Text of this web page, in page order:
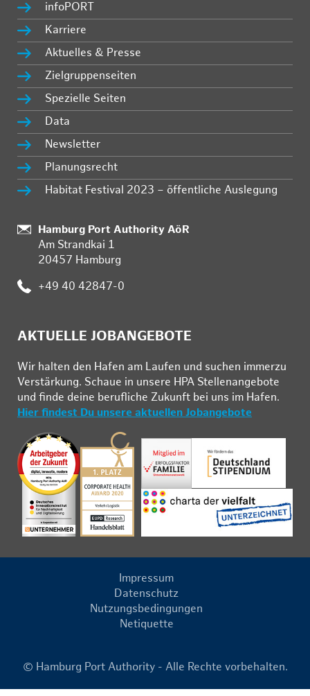
infoPORT
Karriere
Aktuelles & Presse
Zielgruppenseiten
Spezielle Seiten
Data
Newsletter
Planungsrecht
Habitat Festival 2023 – öffentliche Auslegung
:
Hamburg Port Authority AöR
Am Strandkai 1
20457 Hamburg
: +49 40 42847-0
AKTUELLE JOBANGEBOTE
Wir hal­ten den Ha­fen am Lau­fen und su­chen im­mer­zu
Ver­stär­kung. Schau­e in un­se­re HPA Stel­len­an­ge­bo­te
und fin­de deine be­ruf­li­che Zu­kunft bei uns im Ha­fen.
Hier findest Du unsere aktuellen Jobangebote
Impressum
Datenschutz
Nutzungsbedingungen
Netiquette
© Hamburg Port Authority - Alle Rechte vorbehalten.